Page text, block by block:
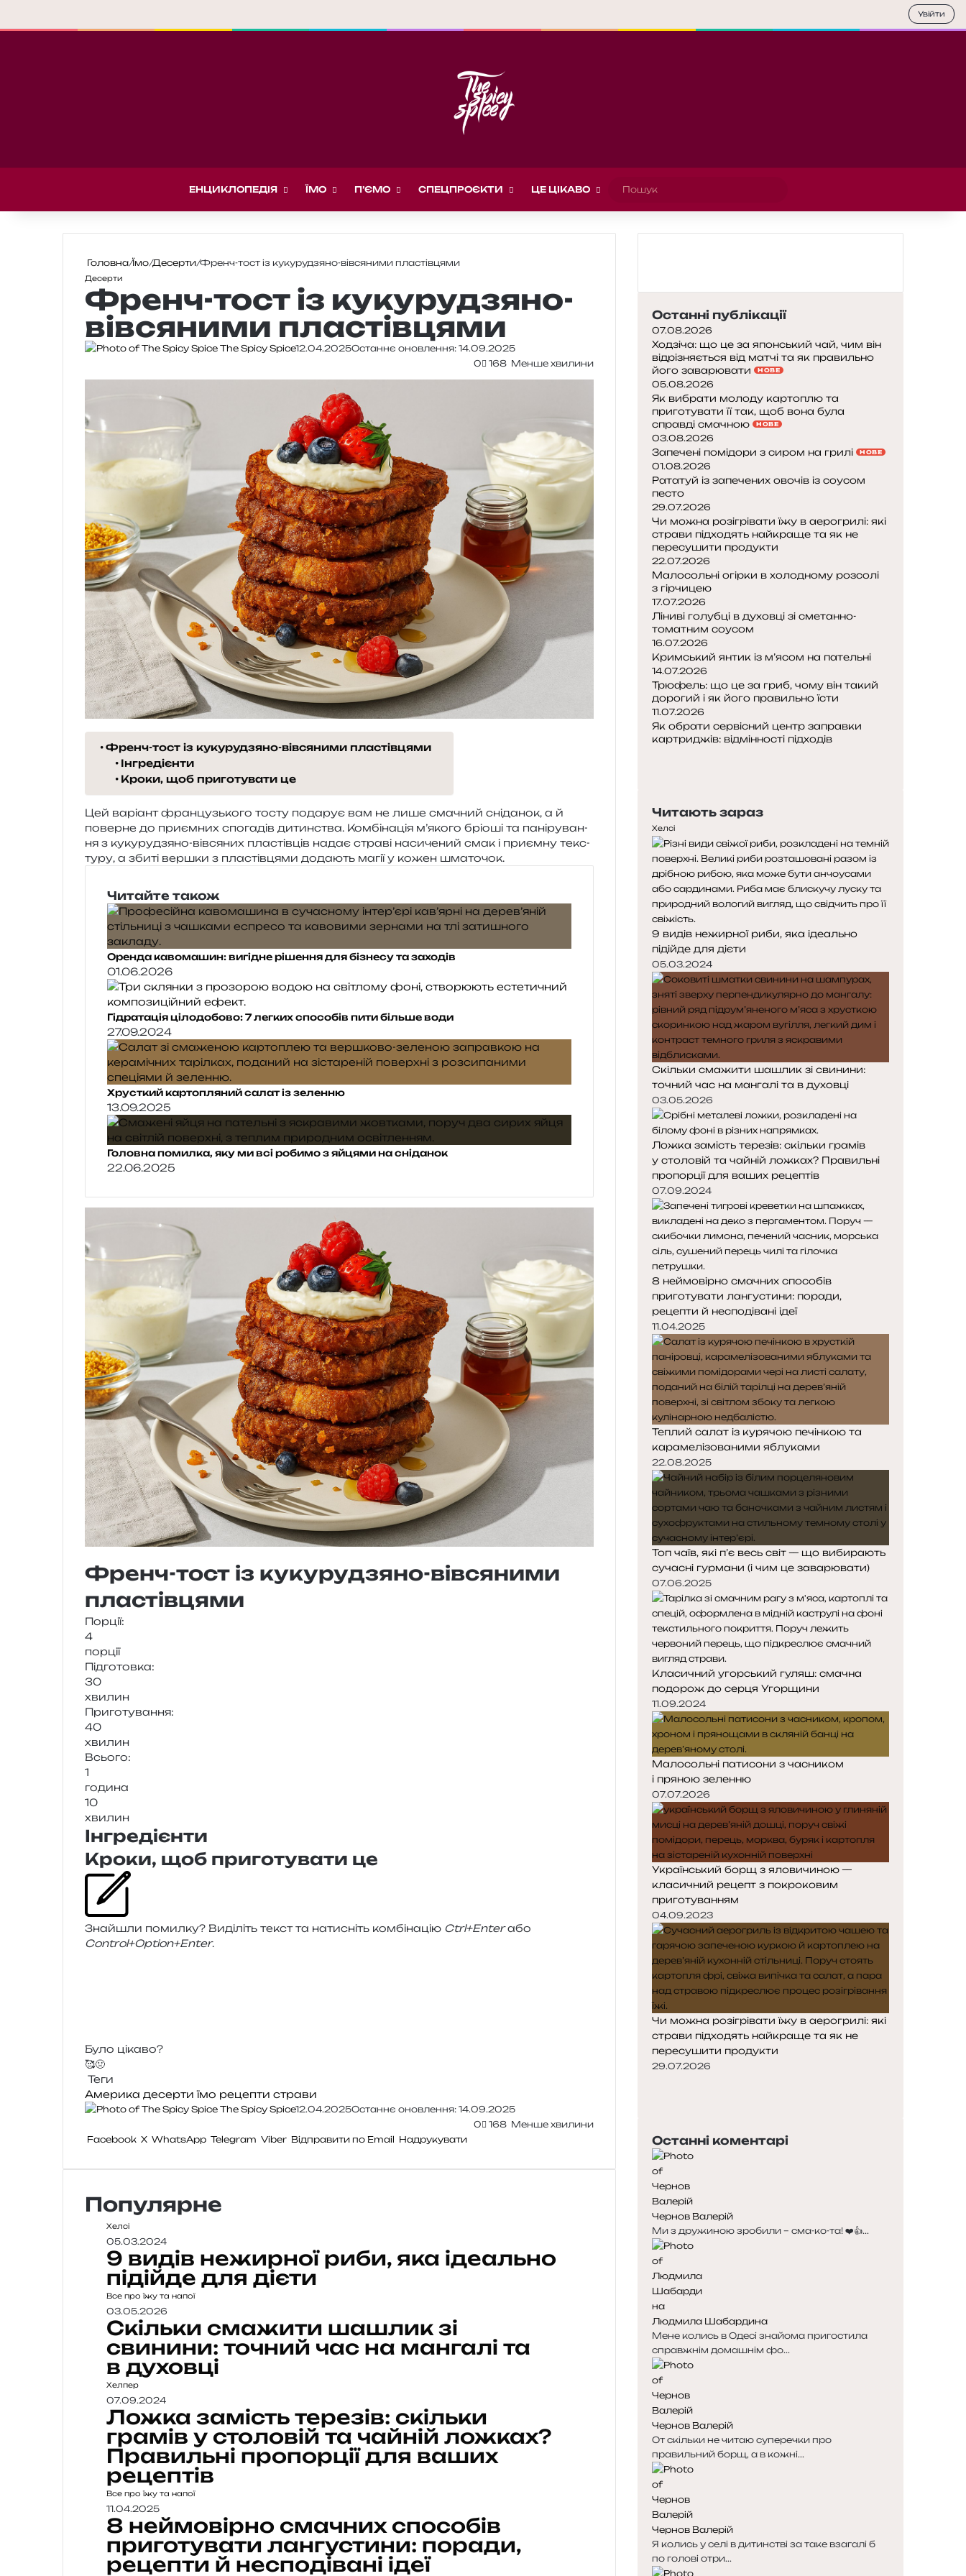
ЕНЦИКЛОПЕДІЯ ЇМО П’ЄМО СПЕЦПРОЄКТИ ЦЕ ЦІКАВО
Головна/Їмо/Десерти/Френч-тост із кукурудзяно-вівсяними пластівцями
Десерти
Френч-тост із кукурудзяно-
вівсяними пластівцями
The Spicy Spice12.04.2025Останнє оновлення: 14.09.2025
0
168 Менше хвилини
Френч-тост із кукурудзяно-вівсяними пластівцями
Інгредієнти
Кроки, щоб приготувати це
Цей варі­ант фран­цузь­ко­го тосту пода­рує вам не лише сма­чний сні­да­нок, а й
повер­не до при­єм­них спо­га­дів дитин­ства. Комбінація м’якого брі­о­ші та пані­ру­ва­н­
ня з куку­ру­дзя­но-вів­ся­них пла­стів­ців надає стра­ві наси­че­ний смак і при­єм­ну текс­
ту­ру, а збиті вер­шки з пла­стів­ця­ми дода­ють магії у кожен шматочок.
Читайте також
Оренда кавомашин: вигідне рішення для бізнесу та заходів
01.06.2026
Гідратація цілодобово: 7 легких способів пити більше води
27.09.2024
Хрусткий картопляний салат із зеленню
13.09.2025
Головна помилка, яку ми всі робимо з яйцями на сніданок
22.06.2025
Френч-тост із кукурудзяно-вівсяними
пластівцями
Порції:
4
пор­ції
Підготовка:
30
хви­лин
Приготування:
40
хви­лин
Всього:
1
годи­на
10
хви­лин
Інгредієнти
Кроки, щоб приготувати це
Знайшли помил­ку? Виділіть текст та нати­сніть ком­бі­на­цію Ctrl+Enterабо
Control+Option+Enter.
Було цікаво?
🥰🤢
Теги
Америка десерти їмо рецепти страви
The Spicy Spice12.04.2025Останнє оновлення: 14.09.2025
0
168 Менше хвилини
Facebook X WhatsApp Telegram Viber Відправити по Email Надрукувати
Популярне
Хелсі
05.03.2024
9 видів нежирної риби, яка ідеально
підійде для дієти
Все про їжу та напої
03.05.2026
Скільки смажити шашлик зі
свинини: точний час на мангалі та
в духовці
Хелпер
07.09.2024
Ложка замість терезів: скільки
грамів у столовій та чайній ложках?
Правильні пропорції для ваших
рецептів
Все про їжу та напої
11.04.2025
8 неймовірно смачних способів
приготувати лангустини: поради,
рецепти й несподівані ідеї
Останні публікації
07.08.2026
Ходзіча: що це за японський чай, чим він
відрізняється від матчі та як правильно
його заварювати
НОВЕ
05.08.2026
Як вибрати молоду картоплю та
приготувати її так, щоб вона була
справді смачною
НОВЕ
03.08.2026
Запечені помідори з сиром на грилі НОВЕ
01.08.2026
Рататуй із запечених овочів із соусом
песто
29.07.2026
Чи можна розігрівати їжу в аерогрилі: які
страви підходять найкраще та як не
пересушити продукти
22.07.2026
Малосольні огірки в холодному розсолі
з гірчицею
17.07.2026
Ліниві голубці в духовці зі сметанно-
томатним соусом
16.07.2026
Кримський янтик із м’ясом на пательні
14.07.2026
Трюфель: що це за гриб, чому він такий
дорогий і як його правильно їсти
11.07.2026
Як обрати сервісний центр заправки
картриджів: відмінності підходів
Читають зараз
Хелсі
9 видів нежирної риби, яка ідеально
підійде для дієти
05.03.2024
Скільки смажити шашлик зі свинини:
точний час на мангалі та в духовці
03.05.2026
Ложка замість терезів: скільки грамів
у столовій та чайній ложках? Правильні
пропорції для ваших рецептів
07.09.2024
8 неймовірно смачних способів
приготувати лангустини: поради,
рецепти й несподівані ідеї
11.04.2025
Теплий салат із курячою печінкою та
карамелізованими яблуками
22.08.2025
Топ чаїв, які п’є весь світ — що вибирають
сучасні гурмани (і чим це заварювати)
07.06.2025
Класичний угорський гуляш: смачна
подорож до серця Угорщини
11.09.2024
Малосольні патисони з часником
і пряною зеленню
07.07.2026
Український борщ з яловичиною —
класичний рецепт з покроковим
приготуванням
04.09.2023
Чи можна розігрівати їжу в аерогрилі: які
страви підходять найкраще та як не
пересушити продукти
29.07.2026
Останні коментарі
Чернов Валерій
Ми з дружиною зробили – сма-ко-та! ❤️👍...
Людмила Шабардина
Мене колись в Одесі знайома пригостила
справжнім домашнім фо...
Чернов Валерій
От скільки не читаю суперечки про
правильний борщ, а в кожні...
Чернов Валерій
Я колись у селі в дитинстві за таке взагалі б
по голові отри...
Увійти